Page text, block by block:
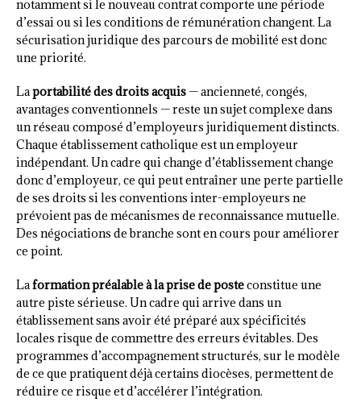
notamment si le nouveau contrat comporte une période
d’essai ou si les conditions de rémunération changent. La
sécurisation juridique des parcours de mobilité est donc
une priorité.
Laportabilité des droits acquis — ancienneté, congés,
avantages conventionnels — reste un sujet complexe dans
un réseau composé d’employeurs juridiquement distincts.
Chaque établissement catholique est un employeur
indépendant. Un cadre qui change d’établissement change
donc d’employeur, ce qui peut entraîner une perte partielle
de ses droits si les conventions inter-employeurs ne
prévoient pas de mécanismes de reconnaissance mutuelle.
Des négociations de branche sont en cours pour améliorer
ce point.
Laformation préalable à la prise de posteconstitue une
autre piste sérieuse. Un cadre qui arrive dans un
établissement sans avoir été préparé aux spécificités
locales risque de commettre des erreurs évitables. Des
programmes d’accompagnement structurés, sur le modèle
de ce que pratiquent déjà certains diocèses, permettent de
réduire ce risque et d’accélérer l’intégration.